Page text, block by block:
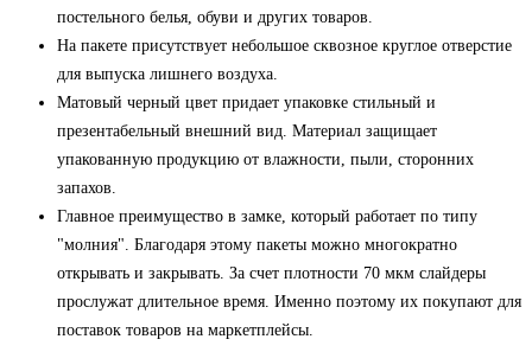
постельного белья, обуви и других товаров.
На пакете присутствует небольшое сквозное круглое отверстие
для выпуска лишнего воздуха.
Матовый черный цвет придает упаковке стильный и
презентабельный внешний вид. Материал защищает
упакованную продукцию от влажности, пыли, сторонних
запахов.
Главное преимущество в замке, который работает по типу
"молния". Благодаря этому пакеты можно многократно
открывать и закрывать. За счет плотности 70 мкм слайдеры
прослужат длительное время. Именно поэтому их покупают для
поставок товаров на маркетплейсы.